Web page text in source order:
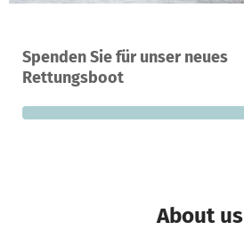
Spenden Sie für unser neues
Rettungsboot
A project in Halle (Saale), Germany
0
donations
About us